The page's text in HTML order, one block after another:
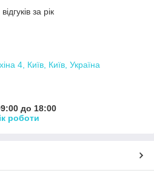
за рік
4, Київ, Київ, Україна
до 18:00
роботи